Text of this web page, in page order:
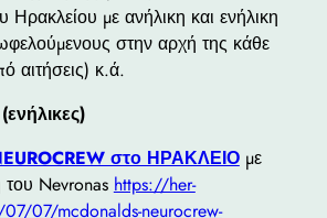
με ανήλικη και ενήλικη
στην αρχή της κάθε
αιτήσεις) κ.ά.
στο ΗΡΑΚΛΕΙΟμε
του Nevronas https://her-
07/mcdonalds-neurocrew-